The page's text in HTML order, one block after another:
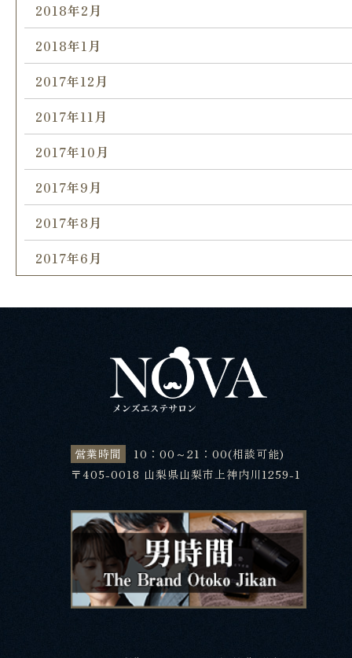
2018年2月
2018年1月
2017年12月
2017年11月
2017年10月
2017年9月
2017年8月
2017年6月
営業時間
10：00～21：00(相談可能)
〒405-0018 山梨県山梨市上神内川1259-1